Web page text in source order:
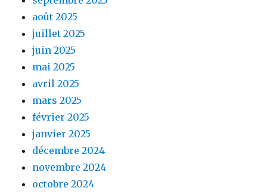
août 2025
juillet 2025
juin 2025
mai 2025
avril 2025
mars 2025
février 2025
janvier 2025
décembre 2024
novembre 2024
octobre 2024